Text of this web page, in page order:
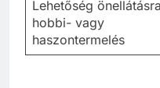
Lehetőség
hobbi- vagy
haszontermelés